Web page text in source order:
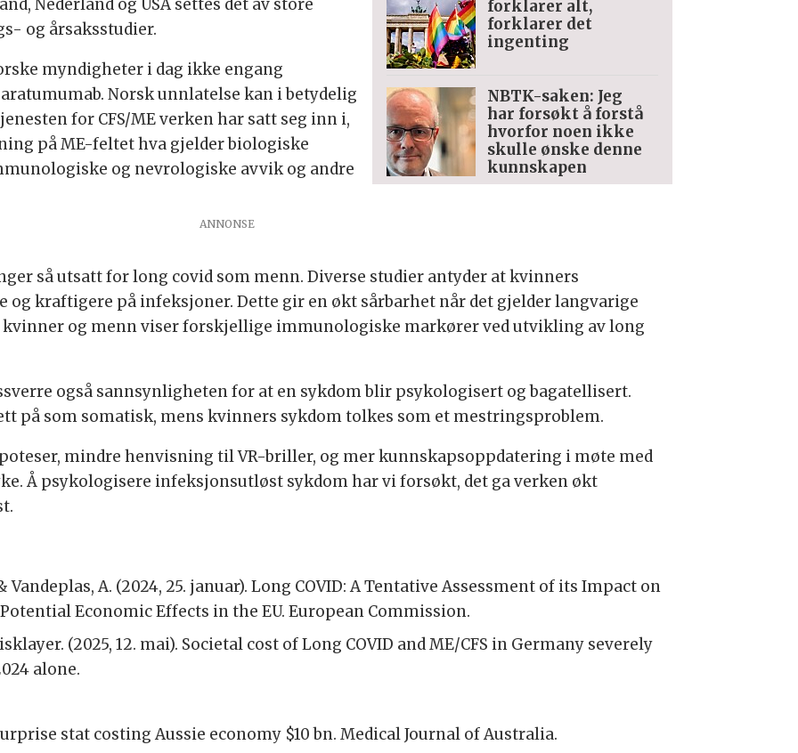
forklarer alt,
forklarer det
ingenting
NBTK-saken: Jeg
har forsøkt å forstå
hvorfor noen ikke
skulle ønske denne
kunnskapen
Nederland og USA settes det av store
og årsaksstudier.
myndigheter i dag ikke engang
Norsk unnlatelse kan i betydelig
for CFS/ME verken har satt seg inn i,
på ME-feltet hva gjelder biologiske
og nevrologiske avvik og andre
så utsatt for long covid som menn. Diverse studier antyder at kvinners
og kraftigere på infeksjoner. Dette gir en økt sårbarhet når det gjelder langvarige
kvinner og menn viser forskjellige immunologiske markører ved utvikling av long
også sannsynligheten for at en sykdom blir psykologisert og bagatellisert.
på som somatisk, mens kvinners sykdom tolkes som et mestringsproblem.
mindre henvisning til VR-briller, og mer kunnskapsoppdatering i møte med
Å psykologisere infeksjonsutløst sykdom har vi forsøkt, det ga verken økt
Vandeplas, A. (2024, 25. januar). Long COVID: A Tentative Assessment of its Impact on
Economic Effects in the EU. European Commission.
(2025, 12. mai). Societal cost of Long COVID and ME/CFS in Germany severely
alone.
stat costing Aussie economy $10 bn. Medical Journal of Australia.